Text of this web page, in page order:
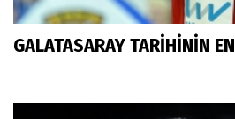
GALATASARAY TARİHİNİN